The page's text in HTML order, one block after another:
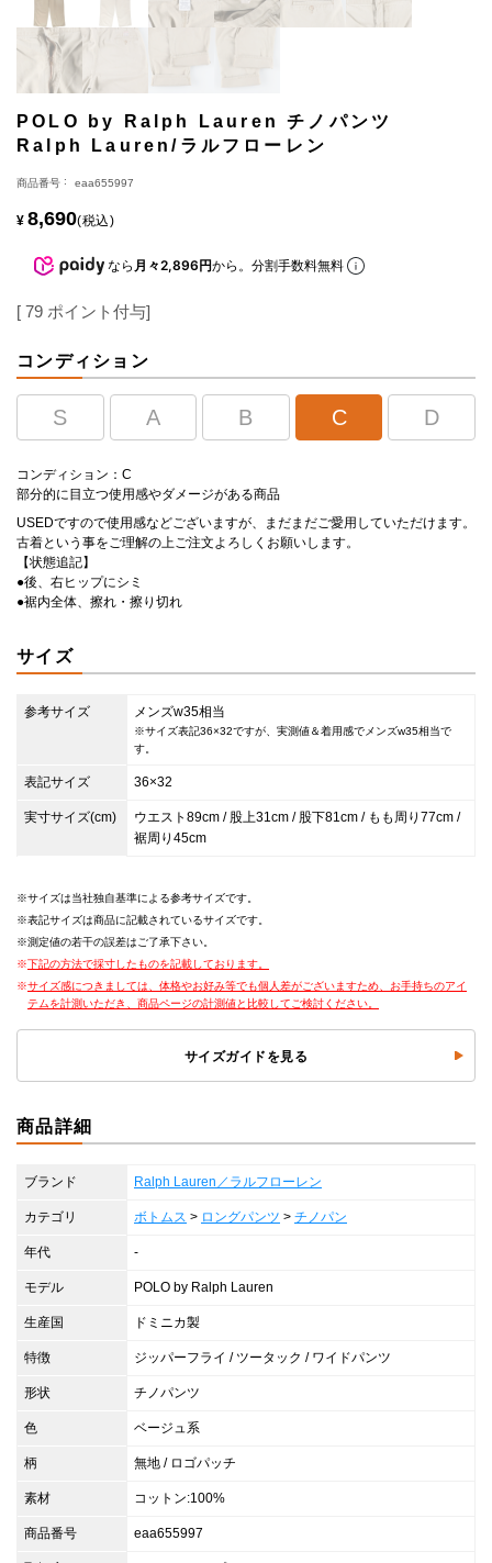
POLO by Ralph Lauren チノパンツ
Ralph Lauren/ラルフローレン
商品番号 eaa655997
¥ 8,690 税込
なら 月々2,896円から。分割手数料無料
[ 79 ポイント付与]
コンディション
S A B C D
コンディション：C
部分的に目立つ使用感やダメージがある商品
USEDですので使用感などございますが、まだまだご愛用していただけます。
古着という事をご理解の上ご注文よろしくお願いします。
【状態追記】
●後、右ヒップにシミ
●裾内全体、擦れ・擦り切れ
サイズ
参考サイズ メンズw35相当
※サイズ表記36×32ですが、実測値＆着用感でメンズw35相当で
す。
表記サイズ 36×32
実寸サイズ(cm)
ウエスト89cm / 股上31cm / 股下81cm / もも周り77cm /
裾周り45cm
サイズは当社独自基準による参考サイズです。
表記サイズは商品に記載されているサイズです。
測定値の若干の誤差はご了承下さい。
下記の方法で採寸したものを記載しております。
サイズ感につきましては、体格やお好み等でも個人差がございますため、お手持ちのアイ
テムを計測いただき、商品ページの計測値と比較してご検討ください。
サイズガイドを見る
商品詳細
ブランド Ralph Lauren／ラルフローレン
カテゴリ ボトムス > ロングパンツ > チノパン
年代 -
モデル POLO by Ralph Lauren
生産国 ドミニカ製
特徴 ジッパーフライ / ツータック / ワイドパンツ
形状 チノパンツ
色 ベージュ系
柄 無地 / ロゴパッチ
素材 コットン:100%
商品番号 eaa655997